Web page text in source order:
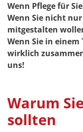
Wenn Pflege für
Wenn Sie nicht
mitgestalten
Wenn Sie in
wirklich
uns!
Warum
sollten